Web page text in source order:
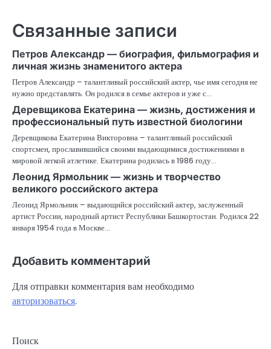
Связанные записи
Петров Александр — биография, фильмография и
личная жизнь знаменитого актера
Петров Александр – талантливый российский актер, чье имя сегодня не
нужно представлять. Он родился в семье актеров и уже с…
Деревщикова Екатерина — жизнь, достижения и
профессиональный путь известной биологини
Деревщикова Екатерина Викторовна – талантливый российский
спортсмен, прославившийся своими выдающимися достижениями в
мировой легкой атлетике. Екатерина родилась в 1986 году…
Леонид Ярмольник — жизнь и творчество
великого российского актера
Леонид Ярмольник – выдающийся российский актер, заслуженный
артист России, народный артист Республики Башкортостан. Родился 22
января 1954 года в Москве…
Добавить комментарий
Для отправки комментария вам необходимо
авторизоваться.
Поиск